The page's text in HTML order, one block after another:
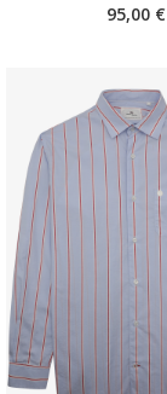
95,00 €